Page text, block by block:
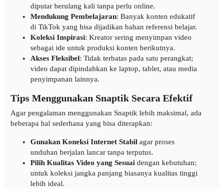
diputar berulang kali tanpa perlu online.
Mendukung Pembelajaran: Banyak konten edukatif
di TikTok yang bisa dijadikan bahan referensi belajar.
Koleksi Inspirasi: Kreator sering menyimpan video
sebagai ide untuk produksi konten berikutnya.
Akses Fleksibel: Tidak terbatas pada satu perangkat;
video dapat dipindahkan ke laptop, tablet, atau media
penyimpanan lainnya.
Tips Menggunakan Snaptik Secara Efektif
Agar pengalaman menggunakan Snaptik lebih maksimal, ada
beberapa hal sederhana yang bisa diterapkan:
Gunakan Koneksi Internet Stabilagar proses
unduhan berjalan lancar tanpa terputus.
Pilih Kualitas Video yang Sesuaidengan kebutuhan;
untuk koleksi jangka panjang biasanya kualitas tinggi
lebih ideal.